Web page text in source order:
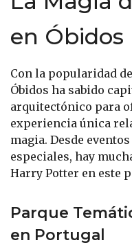
en Óbidos
Con la popularidad
Óbidos ha sabido
arquitectónico para
experiencia única
magia. Desde
especiales, hay
Harry Potter en este
Parque
en Portugal